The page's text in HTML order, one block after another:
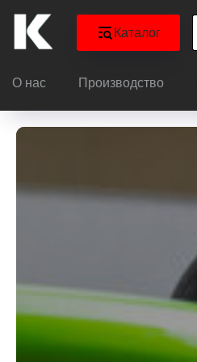
Каталог
О нас Производство